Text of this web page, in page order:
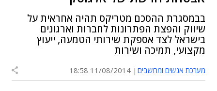
בבמסגרת ההסכם מטריקס תהיה אחראית על
שיווק והפצת הפתרונות לחברות וארגונים
בישראל לצד אספקת שירותי הטמעה, ייעוץ
מקצועי, תמיכה ושירות
מערכת אנשים ומחשבים 11/08/2014 18:58